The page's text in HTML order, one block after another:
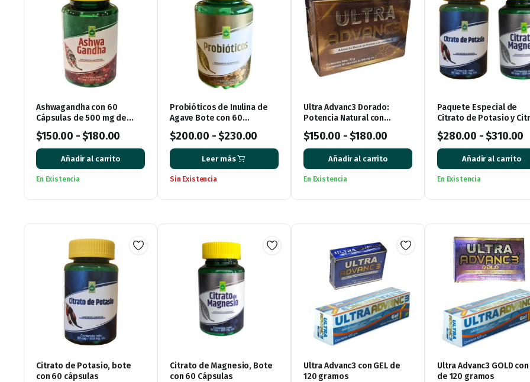
Ashwagandha con 60
Cápsulas de 500 mg de
Ener Green
$150.00 -$180.00
Añadir al carrito
En Existencia
Probióticos de Inulina de
Agave Bote con 60
Cápsulas
$200.00 -$230.00
Leer más
Sin Existencia
Ultra Advanc3 Dorado:
Potencia Natural con
Vitamina C
$150.00 -$180.00
Añadir al carrito
En Existencia
Paquete Especial de
Citrato de Potasio y
de Magnesio: ¡Impulsa
bienestar!
$280.00 -$310.00
Añadir al carrito
En Existencia
Citrato de Potasio, bote
con 60 cápsulas
Citrato de Magnesio, Bote
con 60 Cápsulas
Ultra Advanc3 con GEL de
120 gramos
Ultra Advanc3 GOLD
de 120 gramos